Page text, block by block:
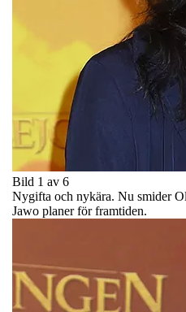
Bild 1 av 6
Nygifta och nykära. Nu smider
Jawo planer för framtiden.